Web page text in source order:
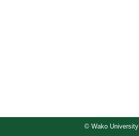
© Wako University